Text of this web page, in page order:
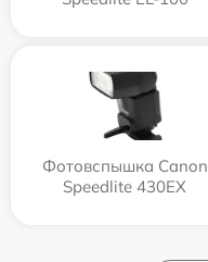
Фотовспышка Canon
Speedlite 430EX